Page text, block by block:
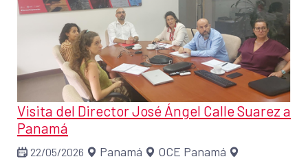
Visita del Director José Ángel Calle Suarez a
Panamá
22/05/2026 Panamá OCE Panamá